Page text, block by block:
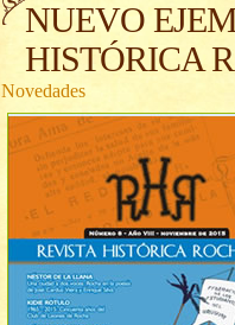
NUEVO
HISTÓRICA
Novedades